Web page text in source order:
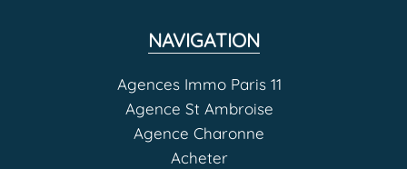
NAVIGATION
Agences Immo Paris 11
Agence St Ambroise
Agence Charonne
Acheter